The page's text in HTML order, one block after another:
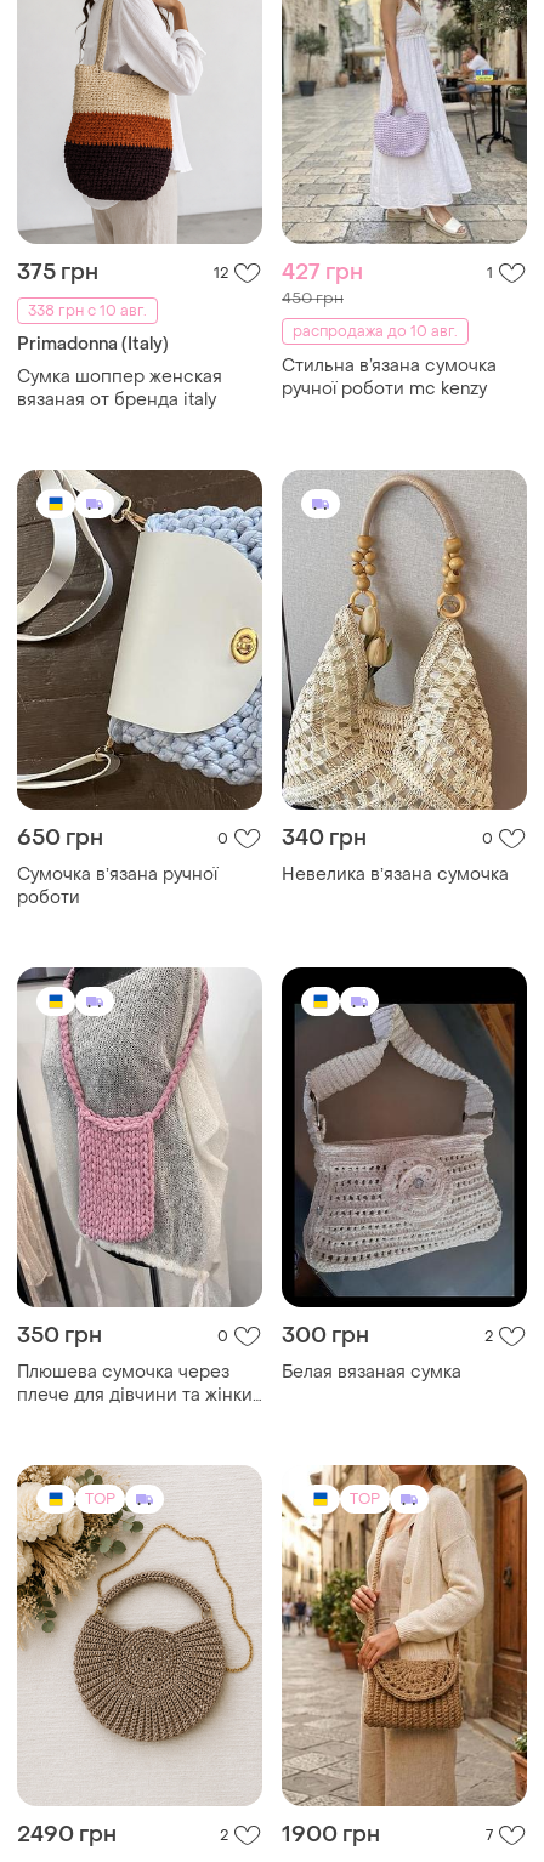
375 грн
12
338 грн с 10 авг.
Primadonna (Italy)
Сумка шоппер женская
вязаная от бренда italy
427 грн 1
450 грн
распродажа до 10 авг.
Стильна в’язана сумочка
ручної роботи mc kenzy
650 грн 0
Сумочка вʼязана ручної
роботи
340 грн 0
Невелика вʼязана сумочка
350 грн 0
Плюшева сумочка через
плече для дівчини та жінки
300 грн 2
Белая вязаная сумка
TOP
2490 грн 2
TOP
1900 грн 7